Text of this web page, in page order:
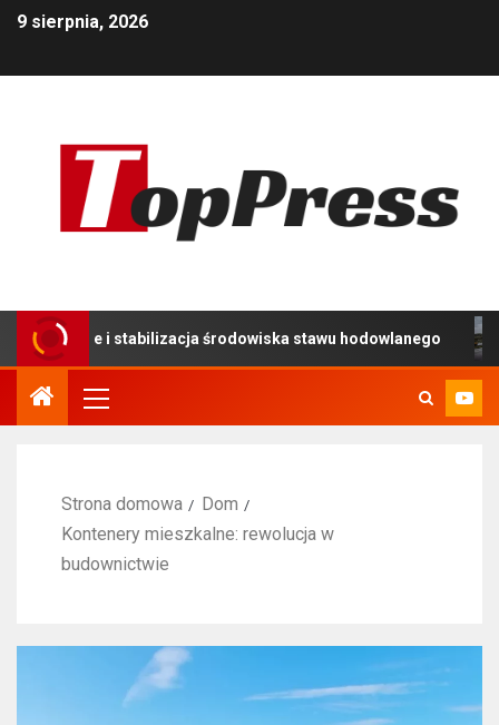
9 sierpnia, 2026
i stabilizacja środowiska stawu hodowlanego
Strona domowa
Dom
Kontenery mieszkalne: rewolucja w
budownictwie